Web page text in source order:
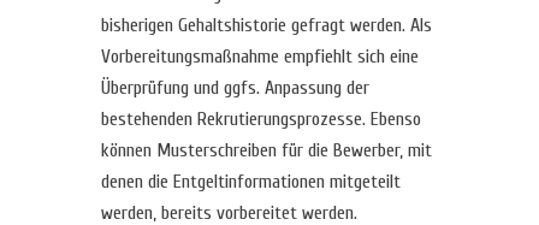
bisherigen Gehaltshistorie gefragt werden. Als
Vorbereitungsmaßnahme empfiehlt sich eine
Überprüfung und ggfs. Anpassung der
bestehenden Rekrutierungsprozesse. Ebenso
können Musterschreiben für die Bewerber, mit
denen die Entgeltinformationen mitgeteilt
werden, bereits vorbereitet werden.